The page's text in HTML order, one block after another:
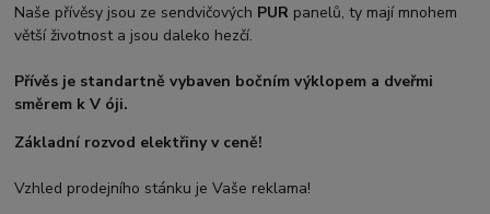
Naše přívěsy jsou ze sendvičových PUR panelů, ty mají mnohem
větší životnost a jsou daleko hezčí.
Přívěs je standartně vybaven bočním výklopem a dveřmi
směrem k V óji.
Základní rozvod elektřiny v ceně!
Vzhled prodejního stánku je Vaše reklama!